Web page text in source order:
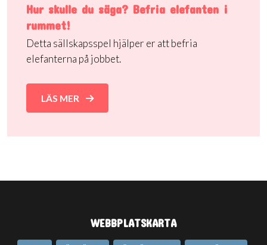
Hur skulle du säga? Befria elefanten i
rummet!
Detta sällskapsspel hjälper er att befria
elefanterna på jobbet.
LÄS MER
WEBBPLATSKARTA